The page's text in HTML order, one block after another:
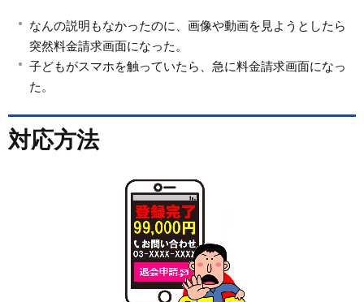
なんの説明もなかったのに、画像や動画を見ようとしたら
突然料金請求画面になった。
子どもがスマホを触っていたら、急に料金請求画面になっ
た。
対応方法